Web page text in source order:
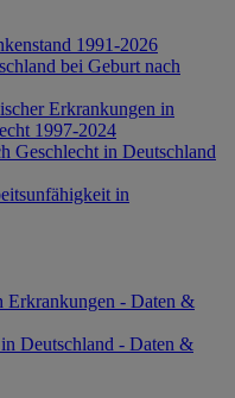
1991-2026
bei Geburt nach
Erkrankungen in
1997-2024
Geschlecht in Deutschland
in
Erkrankungen - Daten &
Deutschland - Daten &